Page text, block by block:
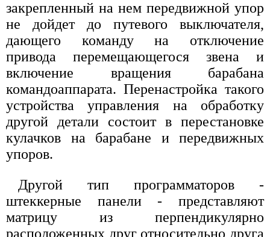
закрепленный на нем передвижной упор
не дойдет до путевого выключателя,
дающего команду на отключение
привода перемещающегося звена и
включение вращения барабана
командоаппарата. Перенастройка такого
устройства управления на обработку
другой детали состоит в перестановке
кулачков на барабане и передвижных
упоров.
Другой тип программаторов -
штеккерные панели - представляют
матрицу из перпендикулярно
расположенных друг относительно друга